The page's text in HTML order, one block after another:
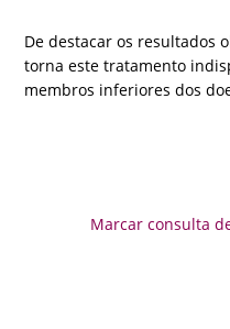
De destacar os resultados
torna este tratamento
membros inferiores dos
Marcar consulta